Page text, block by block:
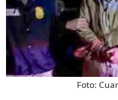
Foto: